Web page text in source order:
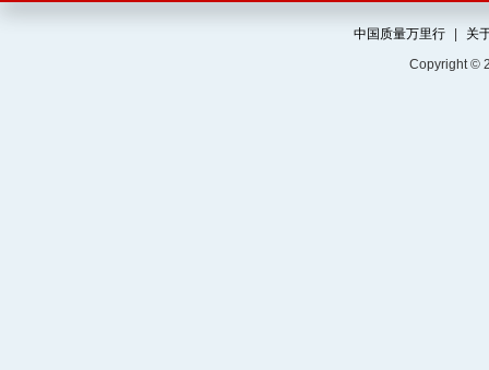
中国质量万里行
关
Copyright ©